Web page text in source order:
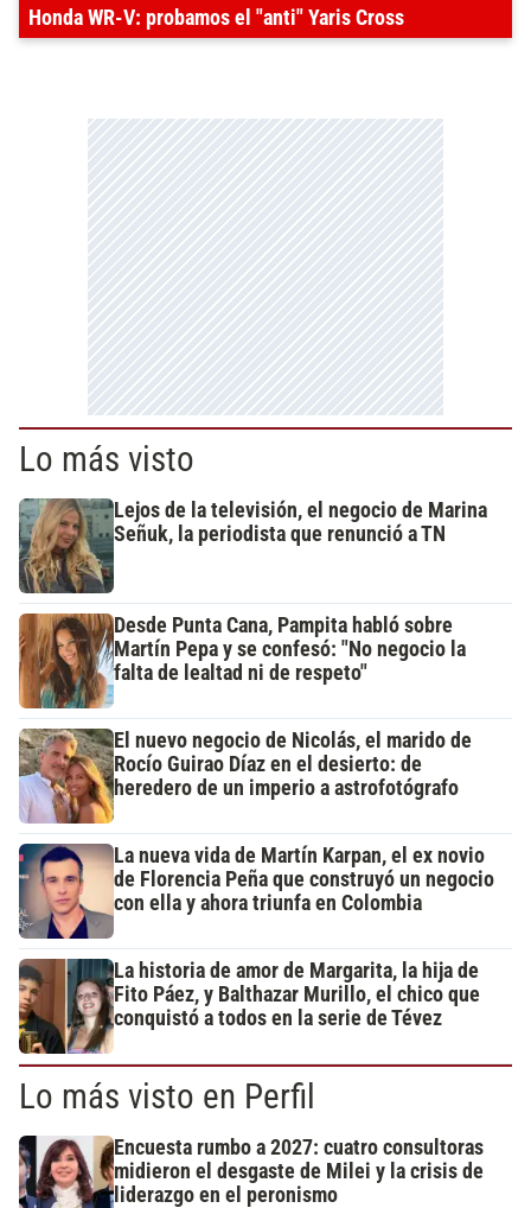
Honda WR-V: probamos el "anti" Yaris Cross
Lo más visto
Lejos de la televisión, el negocio de Marina
Señuk, la periodista que renunció a TN
Desde Punta Cana, Pampita habló sobre
Martín Pepa y se confesó: "No negocio la
falta de lealtad ni de respeto"
El nuevo negocio de Nicolás, el marido de
Rocío Guirao Díaz en el desierto: de
heredero de un imperio a astrofotógrafo
La nueva vida de Martín Karpan, el ex novio
de Florencia Peña que construyó un negocio
con ella y ahora triunfa en Colombia
La historia de amor de Margarita, la hija de
Fito Páez, y Balthazar Murillo, el chico que
conquistó a todos en la serie de Tévez
Lo más visto en Perfil
Encuesta rumbo a 2027: cuatro consultoras
midieron el desgaste de Milei y la crisis de
liderazgo en el peronismo